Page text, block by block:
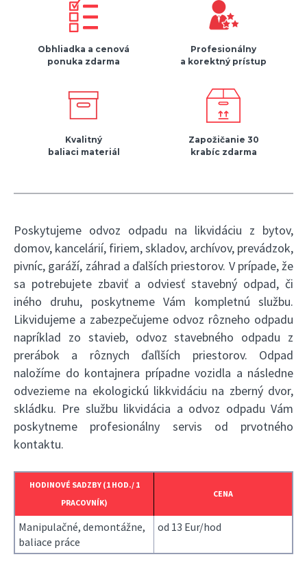
Obhliadka a cenová
ponuka zdarma
Profesionálny
a korektný prístup
Kvalitný
baliaci materiál
Zapožičanie 30
krabíc zdarma
Poskytujeme odvoz odpadu na likvidáciu z bytov,
domov, kancelárií, firiem, skladov, archívov, prevádzok,
pivníc, garáží, záhrad a ďalších priestorov. V prípade, že
sa potrebujete zbaviť a odviesť stavebný odpad, či
iného druhu, poskytneme Vám kompletnú službu.
Likvidujeme a zabezpečujeme odvoz rôzneho odpadu
napríklad zo stavieb, odvoz stavebného odpadu z
prerábok a rôznych ďaľlších priestorov. Odpad
naložíme do kontajnera prípadne vozidla a následne
odvezieme na ekologickú likkvidáciu na zberný dvor,
skládku. Pre službu likvidácia a odvoz odpadu Vám
poskytneme profesionálny servis od prvotného
kontaktu.
HODINOVÉ SADZBY (1 HOD./ 1
PRACOVNÍK)
CENA
Manipulačné, demontážne,
baliace práce
od 13 Eur/hod